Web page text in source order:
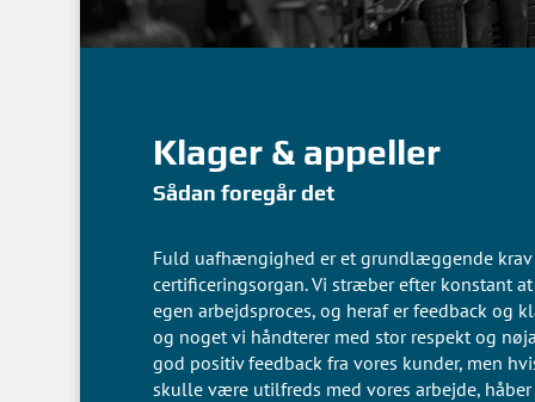
Klager & appeller
Sådan foregår det
Fuld uafhængighed er et grundlæggende
certificeringsorgan. Vi stræber efter konstant
egen arbejdsproces, og heraf er feedback og
og noget vi håndterer med stor respekt og
god positiv feedback fra vores kunder, men
skulle være utilfreds med vores arbejde,